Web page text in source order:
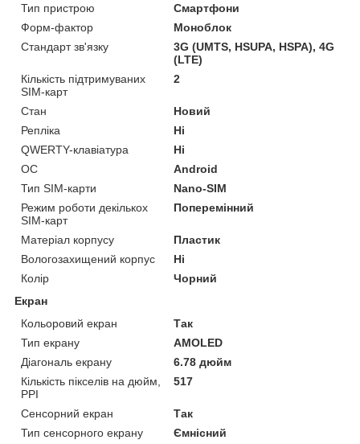
Тип пристрою
Смартфони
Форм-фактор
Моноблок
Стандарт зв'язку
3G (UMTS, HSUPA, HSPA), 4G
(LTE)
Кількість підтримуваних
SIM-карт
2
Стан
Новий
Репліка
Ні
QWERTY-клавіатура
Ні
ОС
Android
Тип SIM-карти
Nano-SIM
Режим роботи декількох
SIM-карт
Поперемінний
Матеріал корпусу
Пластик
Вологозахищений корпус
Ні
Колір
Чорний
Екран
Кольоровий екран
Так
Тип екрану
AMOLED
Діагональ екрану
6.78 дюйм
Кількість пікселів на дюйм,
PPI
517
Сенсорний екран
Так
Тип сенсорного екрану
Ємнісний